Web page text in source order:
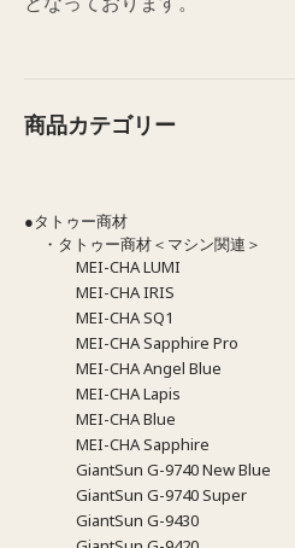
商品カテゴリー
●タトゥー商材
・タトゥー商材＜マシン関連＞
MEI-CHA LUMI
MEI-CHA IRIS
MEI-CHA SQ1
MEI-CHA Sapphire Pro
MEI-CHA Angel Blue
MEI-CHA Lapis
MEI-CHA Blue
MEI-CHA Sapphire
GiantSun G-9740 New Blue
GiantSun G-9740 Super
GiantSun G-9430